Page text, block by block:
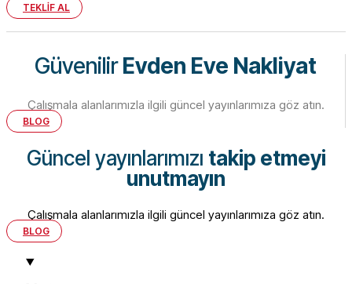
TEKLİF AL
GüvenilirEvden Eve Nakliyat
Çalışmala alanlarımızla ilgili güncel yayınlarımıza göz atın.
BLOG
Güncel yayınlarımızı takip etmeyi
unutmayın
Çalışmala alanlarımızla ilgili güncel yayınlarımıza göz atın.
BLOG